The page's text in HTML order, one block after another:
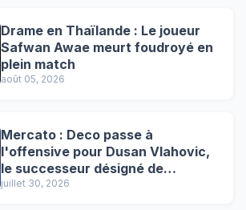
Drame en Thaïlande : Le joueur
Safwan Awae meurt foudroyé en
plein match
août 05, 2026
Mercato : Deco passe à
l'offensive pour Dusan Vlahovic,
le successeur désigné de
Lewandowski !
juillet 30, 2026